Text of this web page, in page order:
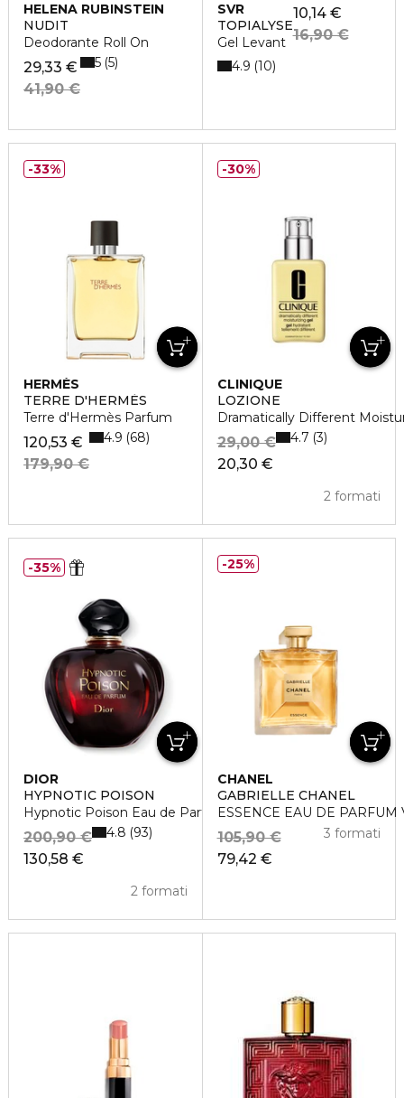
HELENA RUBINSTEIN
NUDIT
Deodorante Roll On
29,33 €
41,90 €
5 5
SVR
TOPIALYSE
Gel Levant
10,14 €
16,90 €
4.9 10
HERMÈS
TERRE D'HERMÈS
Terre d'Hermès Parfum
120,53 €
179,90 €
4.9 68
33%
CLINIQUE
LOZIONE
Dramatically Different
20,30 €
29,00 €
2 formati
4.7 3
30%
DIOR
HYPNOTIC POISON
Hypnotic Poison Eau de Parfum
130,58 €
200,90 €
2 formati
4.8 93
35%
CHANEL
GABRIELLE CHANEL
ESSENCE EAU DE
79,42 €
105,90 € 3 formati
25%